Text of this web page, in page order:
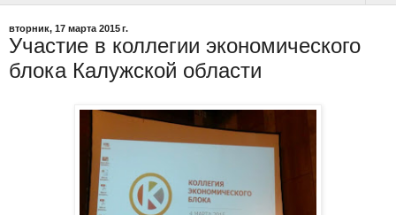
вторник, 17 марта 2015 г.
Участие в коллегии экономического
блока Калужской области